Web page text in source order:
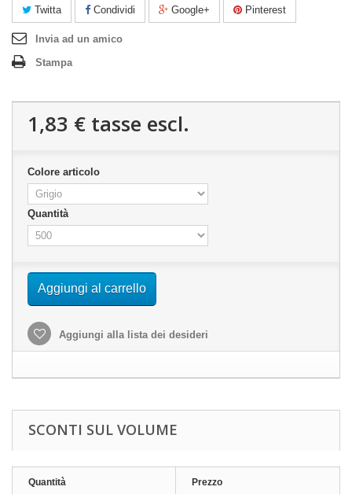
Twitta Condividi Google+ Pinterest
Invia ad un amico
Stampa
1,83 € tasse escl.
Colore articolo
Quantità
Aggiungi al carrello
Aggiungi alla lista dei desideri
SCONTI SUL VOLUME
Quantità Prezzo